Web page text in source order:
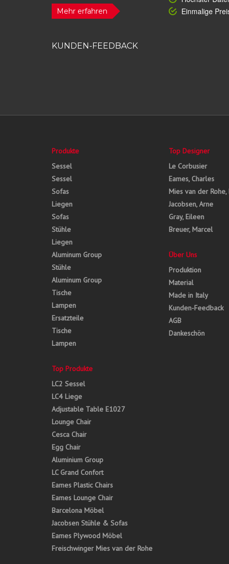
Mehr erfahren
Einmalige
KUNDEN-FEEDBACK
Produkte
Sessel
Sessel
Sofas
Liegen
Sofas
Stühle
Liegen
Aluminum Group
Stühle
Aluminum Group
Tische
Lampen
Ersatzteile
Tische
Lampen
Top Produkte
LC2 Sessel
LC4 Liege
Adjustable Table E1027
Lounge Chair
Cesca Chair
Egg Chair
Aluminium Group
LC Grand Confort
Eames Plastic Chairs
Eames Lounge Chair
Barcelona Möbel
Jacobsen Stühle & Sofas
Eames Plywood Möbel
Freischwinger Mies van der Rohe
Top Designer
Le Corbusier
Eames, Charles
Mies van der
Jacobsen, Arne
Gray, Eileen
Breuer, Marcel
Über Uns
Produktion
Material
Made in Italy
Kunden-Feedback
AGB
Dankeschön